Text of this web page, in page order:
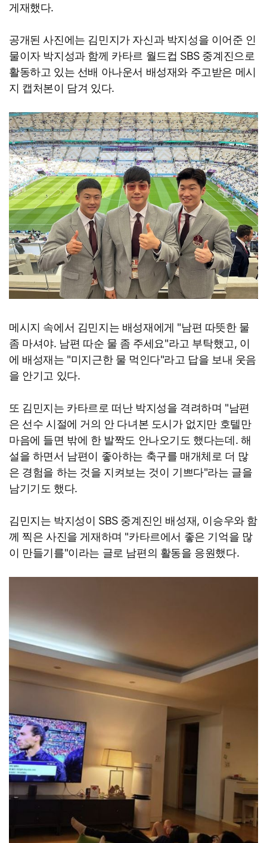
게재했다.
공개된 사진에는 김민지가 자신과 박지성을 이어준 인
물이자 박지성과 함께 카타르 월드컵 SBS 중계진으로
활동하고 있는 선배 아나운서 배성재와 주고받은 메시
지 캡처본이 담겨 있다.
메시지 속에서 김민지는 배성재에게 "남편 따뜻한 물
좀 마셔야. 남편 따순 물 좀 주세요"라고 부탁했고, 이
에 배성재는 "미지근한 물 먹인다"라고 답을 보내 웃음
을 안기고 있다.
또 김민지는 카타르로 떠난 박지성을 격려하며 "남편
은 선수 시절에 거의 안 다녀본 도시가 없지만 호텔만
마음에 들면 밖에 한 발짝도 안나오기도 했다는데. 해
설을 하면서 남편이 좋아하는 축구를 매개체로 더 많
은 경험을 하는 것을 지켜보는 것이 기쁘다"라는 글을
남기기도 했다.
김민지는 박지성이 SBS 중계진인 배성재, 이승우와 함
께 찍은 사진을 게재하며 "카타르에서 좋은 기억을 많
이 만들기를"이라는 글로 남편의 활동을 응원했다.